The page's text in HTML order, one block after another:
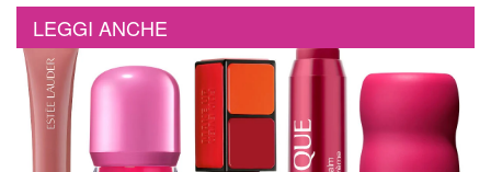
LEGGI ANCHE